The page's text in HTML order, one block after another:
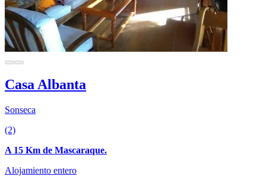
Casa Albanta
Sonseca
(2)
A 15 Km de Mascaraque.
Alojamiento entero